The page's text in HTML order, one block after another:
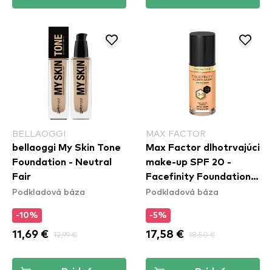
BELLAOGGI
bellaoggi My Skin Tone
Foundation - Neutral
Fair
Podkladová báza
-10%
11,69 € 12,99 €
MAX FACTOR
Max Factor dlhotrvajúci
make-up SPF 20 -
Facefinity Foundation -
W76 Warm Golden
Podkladová báza
-5%
17,58 € 18,50 €